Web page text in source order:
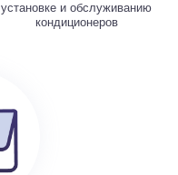
установке и обслуживанию
кондиционеров